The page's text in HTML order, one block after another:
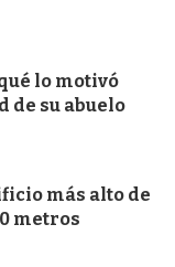
lo motivó
de su abuelo
más alto de
metros